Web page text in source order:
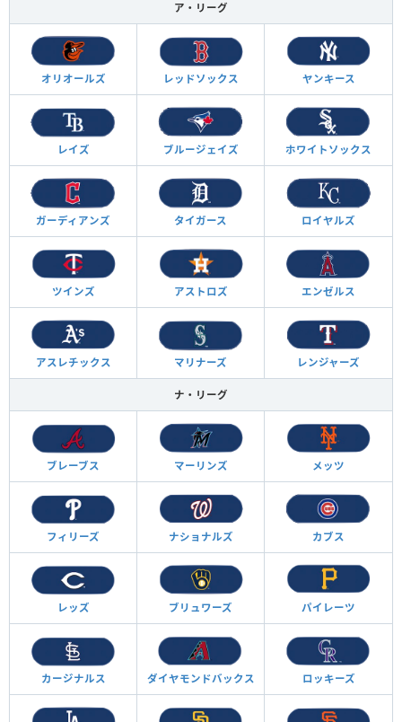
ア・リーグ
オリオールズ レッドソックス ヤンキース
レイズ ブルージェイズ ホワイトソックス
ガーディアンズ タイガース ロイヤルズ
ツインズ アストロズ エンゼルス
アスレチックス マリナーズ レンジャーズ
ナ・リーグ
ブレーブス マーリンズ メッツ
フィリーズ ナショナルズ カブス
レッズ ブリュワーズ パイレーツ
カージナルス ダイヤモンドバックス ロッキーズ